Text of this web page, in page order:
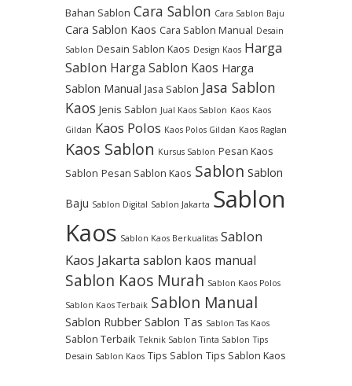
Bahan Sablon Cara Sablon Cara Sablon Baju
Cara Sablon Kaos Cara Sablon Manual Desain
Sablon Desain Sablon Kaos Design Kaos Harga
Sablon Harga Sablon Kaos Harga
Sablon Manual Jasa Sablon Jasa Sablon
Kaos Jenis Sablon Jual Kaos Sablon Kaos Kaos
Gildan Kaos Polos Kaos Polos Gildan Kaos Raglan
Kaos Sablon Kursus Sablon Pesan Kaos
Sablon Pesan Sablon Kaos Sablon Sablon
Baju Sablon Digital Sablon Jakarta Sablon
Kaos Sablon Kaos Berkualitas Sablon
Kaos Jakarta sablon kaos manual
Sablon Kaos Murah Sablon Kaos Polos
Sablon Kaos Terbaik Sablon Manual
Sablon Rubber Sablon Tas Sablon Tas Kaos
Sablon Terbaik Teknik Sablon Tinta Sablon Tips
Desain Sablon Kaos Tips Sablon Tips Sablon Kaos